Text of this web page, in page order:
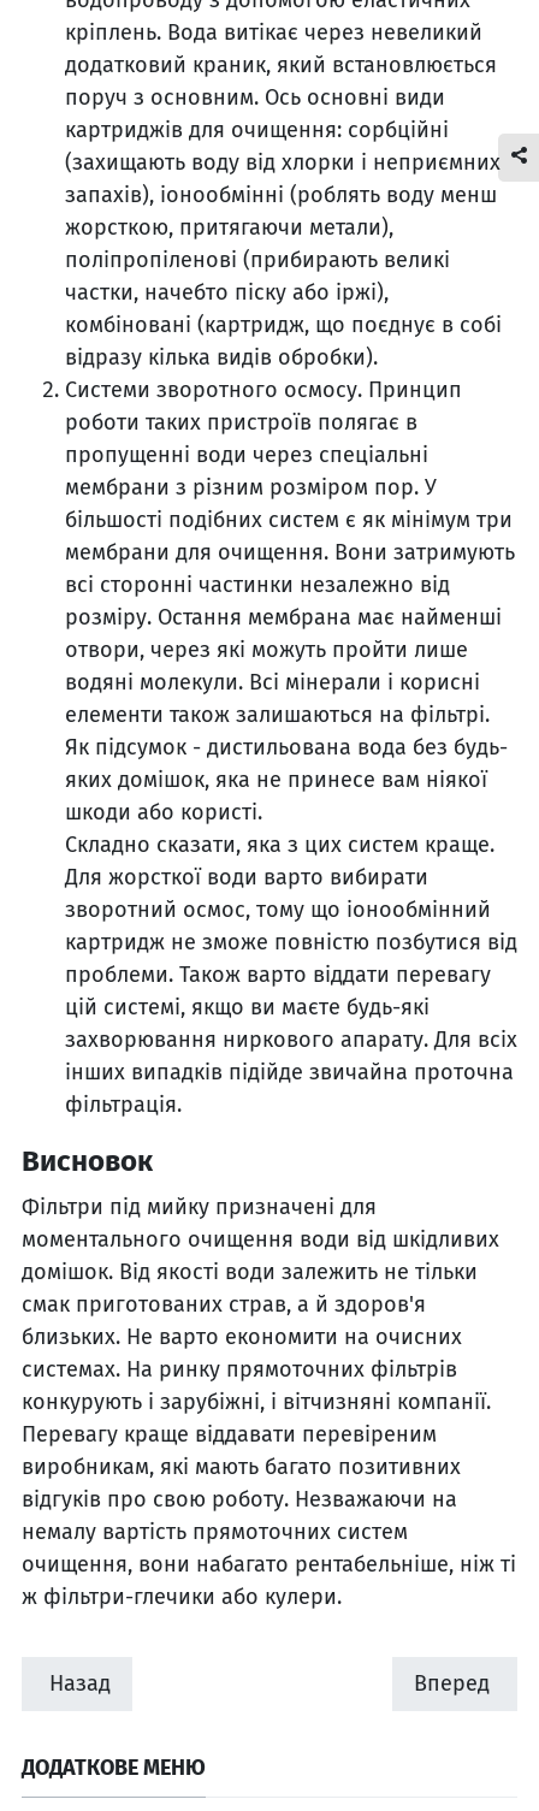
кріплень. Вода витікає через невеликий
додатковий краник, який встановлюється
поруч з основним. Ось основні види
картриджів для очищення: сорбційні
(захищають воду від хлорки і неприємних
запахів), іонообмінні (роблять воду менш
жорсткою, притягаючи метали),
поліпропіленові (прибирають великі
частки, начебто піску або іржі),
комбіновані (картридж, що поєднує в собі
відразу кілька видів обробки).
Системи зворотного осмосу. Принцип
роботи таких пристроїв полягає в
пропущенні води через спеціальні
мембрани з різним розміром пор. У
більшості подібних систем є як мінімум три
мембрани для очищення. Вони затримують
всі сторонні частинки незалежно від
розміру. Остання мембрана має найменші
отвори, через які можуть пройти лише
водяні молекули. Всі мінерали і корисні
елементи також залишаються на фільтрі.
Як підсумок - дистильована вода без будь-
яких домішок, яка не принесе вам ніякої
шкоди або користі.
Складно сказати, яка з цих систем краще.
Для жорсткої води варто вибирати
зворотний осмос, тому що іонообмінний
картридж не зможе повністю позбутися від
проблеми. Також варто віддати перевагу
цій системі, якщо ви маєте будь-які
захворювання ниркового апарату. Для всіх
інших випадків підійде звичайна проточна
фільтрація.
Висновок
Фільтри під мийку призначені для
моментального очищення води від шкідливих
домішок. Від якості води залежить не тільки
смак приготованих страв, а й здоров'я
близьких. Не варто економити на очисних
системах. На ринку прямоточних фільтрів
конкурують і зарубіжні, і вітчизняні компанії.
Перевагу краще віддавати перевіреним
виробникам, які мають багато позитивних
відгуків про свою роботу. Незважаючи на
немалу вартість прямоточних систем
очищення, вони набагато рентабельніше, ніж ті
ж фільтри-глечики або кулери.
Назад Вперед
ДОДАТКОВЕ МЕНЮ